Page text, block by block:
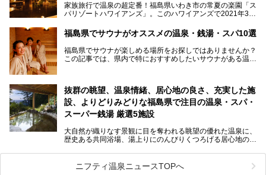
も良好で、首都圏からの週末旅行先としても人気の福島県。
そんな福島県でチェックしておきたい、評判のスーパー銭湯
家族旅行で温泉の超定番！福島県いわき市の常夏の楽園「ス
パリゾートハワイアンズ」。このハワイアンズで2021年3月
く温泉編」をスタートしました。
子供と一緒に安心して温泉に行きたい、そんな方にお役立ち
のこのプランをはじめとして、ハワイアンズの「ひとりじめ
リゾートプラン」の魅力をご紹介します。
福島県でサウナがオススメの温泉・銭湯・スパ10選
福島県でサウナが楽しめる場所をお探しではありませんか？
この記事では、県内で特におすすめしたいサウナがある温泉
「最近疲れが溜まってる。リフレッシュできる場所ないか
な？」
そんな方は、ぜひサウナに足を運んでみてくださいね。
抜群の眺望、温泉情緒、居心地の良さ、充実した施
設、よりどりみどりな福島県で注目の温泉・スパ・
スーパー銭湯 厳選5施設
大自然が織りなす景観に目を奪われる眺望の優れた温泉に、
歴史ある共同浴場、湯上りにのんびりくつろげる居心地のい
スーパー銭湯など、多種多様な温浴施設が割拠する福島県。
今回は、そんな福島県にある温浴施設のなかから、筆者が
「一度訪ねてみたい」と気になっている魅力的な施設を5件
ニフティ温泉ニュースTOPへ